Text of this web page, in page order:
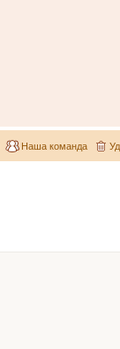
Наша команда